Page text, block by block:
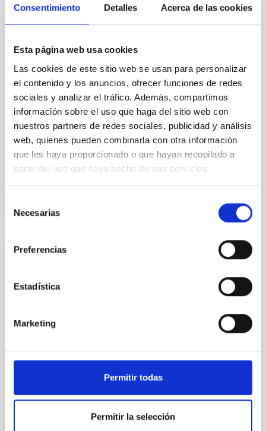
Consentimiento Detalles Acerca de las cookies
Esta página web usa cookies
Las cookies de este sitio web se usan para personalizar
el contenido y los anuncios, ofrecer funciones de redes
sociales y analizar el tráfico. Además, compartimos
información sobre el uso que haga del sitio web con
nuestros partners de redes sociales, publicidad y análisis
web, quienes pueden combinarla con otra información
que les haya proporcionado o que hayan recopilado a
partir del uso que haya hecho de sus servicios.
Necesarias
Preferencias
Estadística
Marketing
Permitir todas
Permitir la selección
Core Scales
In a magnetically dominated model of star formation,
field orientation of star-forming dense cores and the
instead, however, that the orientation of cores and
their angular momentum vectors appear random
with respect to the larger-scale magnetic
Yin, Sean et al.
Fecha de publicación: 5 2026
NÚMERO DE CITAS
Clues to inside-out quenching in quiescent
galaxies at 1.2 ≲ z ≲ 2.2: Age, Fe-, and
SUSPENSE
mass assembly mechanisms. Previous photometric
studies have revealed that the cores of these
spectroscopy is needed to break the age-metallicity